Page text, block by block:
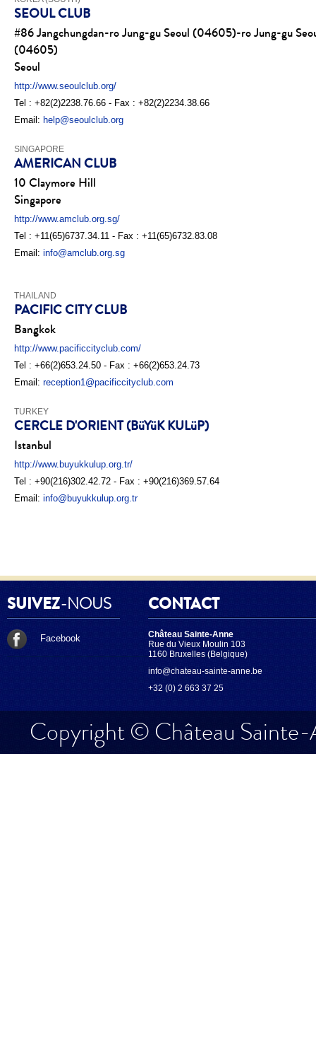
SEOUL CLUB
#86 Jangchungdan-ro Jung-gu Seoul (04605)-ro Jung-gu
(04605)
Seoul
http://www.seoulclub.org/
Tel : +82(2)2238.76.66 - Fax : +82(2)2234.38.66
Email: help@seoulclub.org
SINGAPORE
AMERICAN CLUB
10 Claymore Hill
Singapore
http://www.amclub.org.sg/
Tel : +11(65)6737.34.11 - Fax : +11(65)6732.83.08
Email: info@amclub.org.sg
THAILAND
PACIFIC CITY CLUB
Bangkok
http://www.pacificcityclub.com/
Tel : +66(2)653.24.50 - Fax : +66(2)653.24.73
Email: reception1@pacificcityclub.com
TURKEY
CERCLE D'ORIENT (BüYüK KULüP)
Istanbul
http://www.buyukkulup.org.tr/
Tel : +90(216)302.42.72 - Fax : +90(216)369.57.64
Email: info@buyukkulup.org.tr
SUIVEZ-NOUS
Facebook
CONTACT
Château Sainte-Anne
Rue du Vieux Moulin 103
1160 Bruxelles (Belgique)
info@chateau-sainte-anne.be
+32 (0) 2 663 37 25
Copyright © Château Sainte-